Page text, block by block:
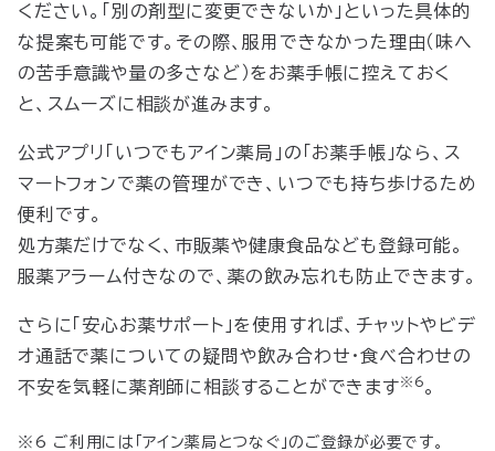
ください。「別の剤型に変更できないか」といった具体的
な提案も可能です。その際、服用できなかった理由（味へ
の苦手意識や量の多さなど）をお薬手帳に控えておく
と、スムーズに相談が進みます。
公式アプリ「いつでもアイン薬局」の「お薬手帳」なら、ス
マートフォンで薬の管理ができ、いつでも持ち歩けるため
便利です。
処方薬だけでなく、市販薬や健康食品なども登録可能。
服薬アラーム付きなので、薬の飲み忘れも防止できます。
さらに「安心お薬サポート」を使用すれば、チャットやビデ
オ通話で薬についての疑問や飲み合わせ・食べ合わせの
不安を気軽に薬剤師に相談することができます※6。
※6 ご利用には「アイン薬局とつなぐ」のご登録が必要です。